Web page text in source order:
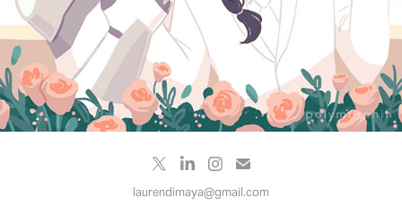
laurendimaya@gmail.com